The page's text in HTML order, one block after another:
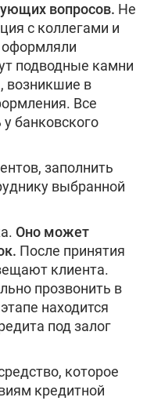
вопросов. Не
с коллегами и
подводные камни
возникшие в
Все
банковского
заполнить
выбранной
Оно может
После принятия
клиента.
прозвонить в
находится
под залог
которое
кредитной